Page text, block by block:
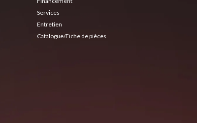
Services
Entretien
Catalogue/Fiche de pièces